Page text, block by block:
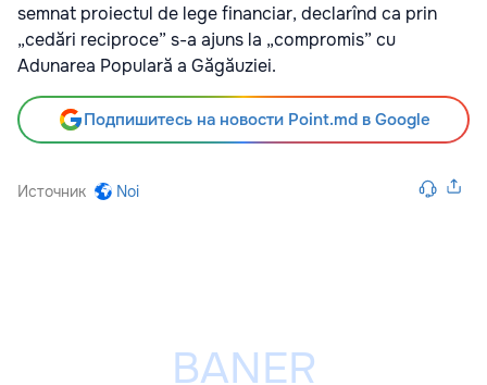
semnat proiectul de lege financiar, declarînd ca prin
„cedări reciproce” s-a ajuns la „compromis” cu
Adunarea Populară a Găgăuziei.
Подпишитесь на новости Point.md в Google
Источник Noi